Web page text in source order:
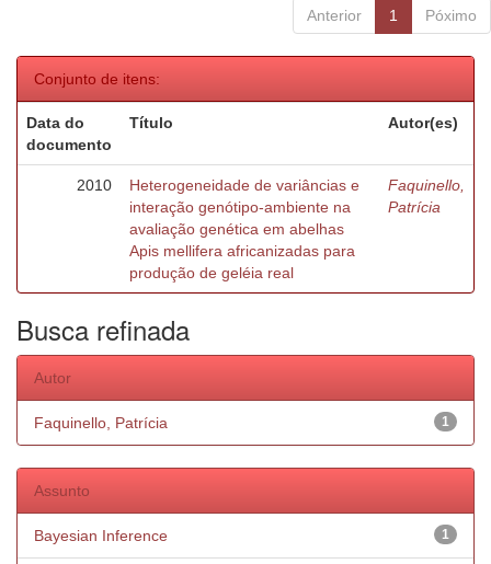
Anterior 1 Póximo
Conjunto de itens:
Data do
documento
Título Autor(es)
2010
Heterogeneidade de variâncias e
interação genótipo-ambiente na
avaliação genética em abelhas
Apis mellifera africanizadas para
produção de geléia real
Faquinello,
Patrícia
Busca refinada
Autor
1
Faquinello, Patrícia
Assunto
1
Bayesian Inference